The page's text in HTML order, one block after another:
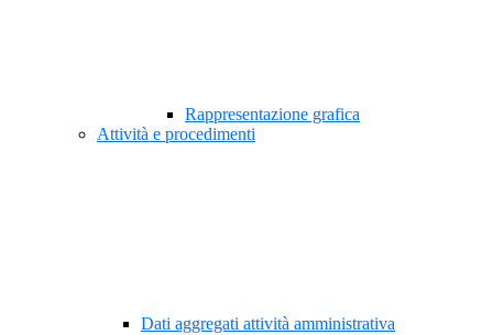
Rappresentazione grafica
Attività e procedimenti
Dati aggregati attività amministrativa